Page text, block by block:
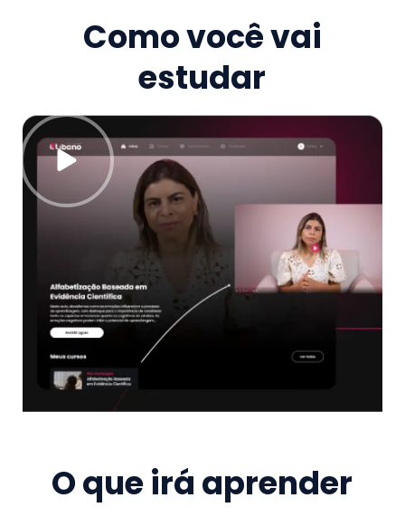
Como você vai
estudar
O que irá aprender